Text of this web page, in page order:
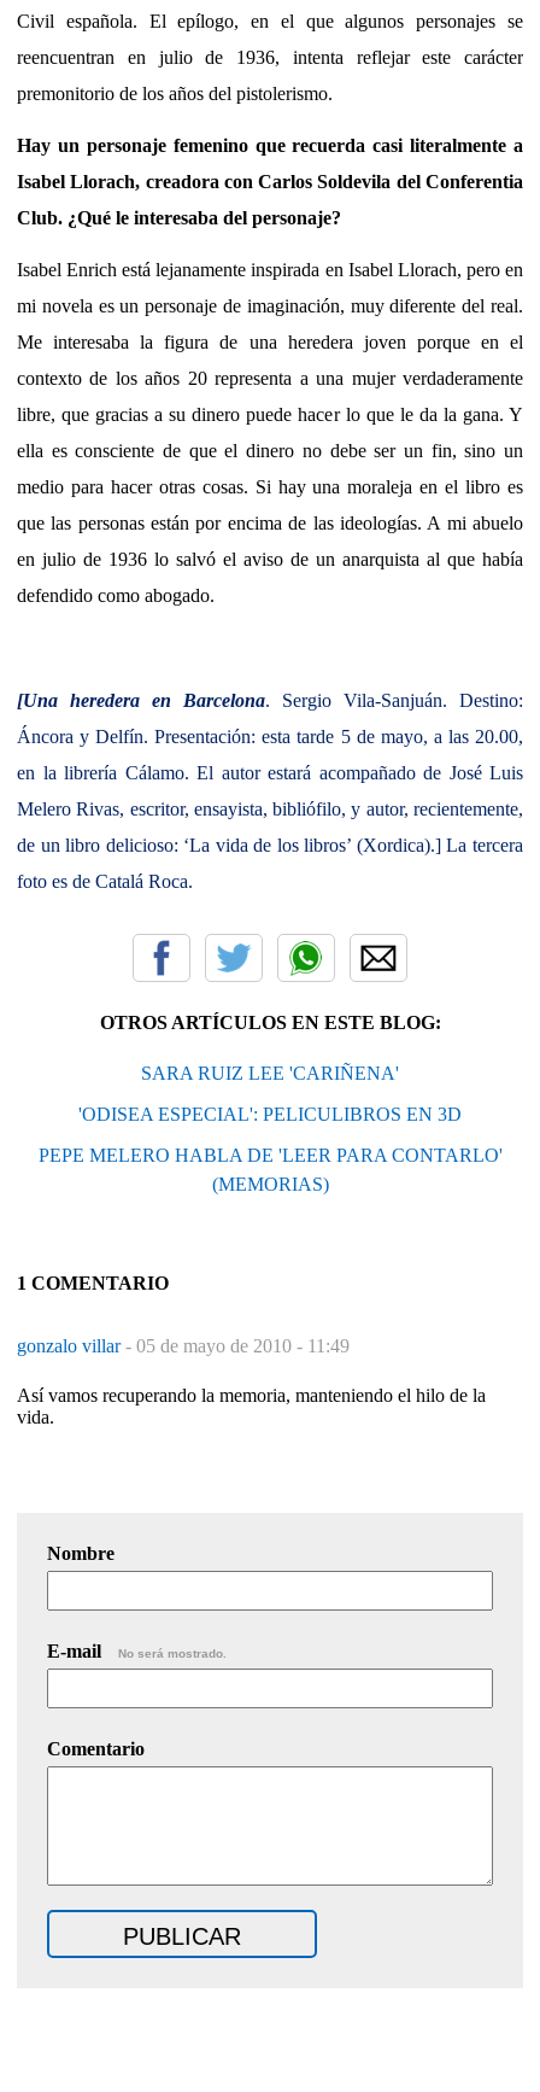
Civil española. El epílogo, en el que algunos personajes se
reencuentran en julio de 1936, intenta reflejar este carácter
premonitorio de los años del pistolerismo.
Hay un personaje femenino que recuerda casi literalmente a
Isabel Llorach, creadora con Carlos Soldevila del Conferentia
Club. ¿Qué le interesaba del personaje?
Isabel Enrich está lejanamente inspirada en Isabel Llorach, pero en
mi novela es un personaje de imaginación, muy diferente del real.
Me interesaba la figura de una heredera joven porque en el
contexto de los años 20 representa a una mujer verdaderamente
libre, que gracias a su dinero puede hacer lo que le da la gana. Y
ella es consciente de que el dinero no debe ser un fin, sino un
medio para hacer otras cosas. Si hay una moraleja en el libro es
que las personas están por encima de las ideologías. A mi abuelo
en julio de 1936 lo salvó el aviso de un anarquista al que había
defendido como abogado.
[Una heredera en Barcelona. Sergio Vila-Sanjuán. Destino:
Áncora y Delfín. Presentación: esta tarde 5 de mayo, a las 20.00,
en la librería Cálamo. El autor estará acompañado de José Luis
Melero Rivas, escritor, ensayista, bibliófilo, y autor, recientemente,
de un libro delicioso: ‘La vida de los libros’ (Xordica).] La tercera
foto es de Catalá Roca.
OTROS ARTÍCULOS EN ESTE BLOG:
SARA RUIZ LEE 'CARIÑENA'
'ODISEA ESPECIAL': PELICULIBROS EN 3D
PEPE MELERO HABLA DE 'LEER PARA CONTARLO'
(MEMORIAS)
1 COMENTARIO
gonzalo villar- 05 de mayo de 2010 - 11:49
Así vamos recuperando la memoria, manteniendo el hilo de la
vida.
Nombre
E-mail No será mostrado.
Comentario